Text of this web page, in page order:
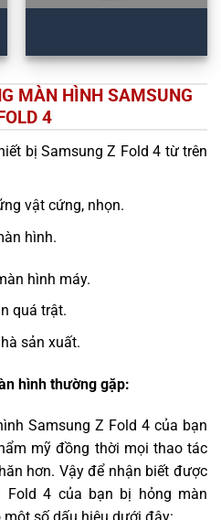
MÀN HÌNH SAMSUNG
4
bị Samsung Z Fold 4 từ trên
vật cứng, nhọn.
hình.
hình máy.
quá trật.
sản xuất.
hình thường gặp:
Samsung Z Fold 4 của bạn
mỹ đồng thời mọi thao tác
hơn. Vậy để nhận biết được
Fold 4 của bạn bị hỏng màn